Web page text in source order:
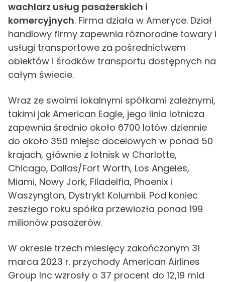
wachlarz usług pasażerskich i
komercyjnych. Firma działa w Ameryce. Dział
handlowy firmy zapewnia różnorodne towary i
usługi transportowe za pośrednictwem
obiektów i środków transportu dostępnych na
całym świecie.
Wraz ze swoimi lokalnymi spółkami zależnymi,
takimi jak American Eagle, jego linia lotnicza
zapewnia średnio około 6700 lotów dziennie
do około 350 miejsc docelowych w ponad 50
krajach, głównie z lotnisk w Charlotte,
Chicago, Dallas/Fort Worth, Los Angeles,
Miami, Nowy Jork, Filadelfia, Phoenix i
Waszyngton, Dystrykt Kolumbii. Pod koniec
zeszłego roku spółka przewiozła ponad 199
milionów pasażerów.
W okresie trzech miesięcy zakończonym 31
marca 2023 r. przychody American Airlines
Group Inc wzrosły o 37 procent do 12,19 mld